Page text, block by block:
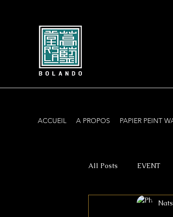
ACCUEIL A PROPOS PAPIER PEINT
All Posts EVENT